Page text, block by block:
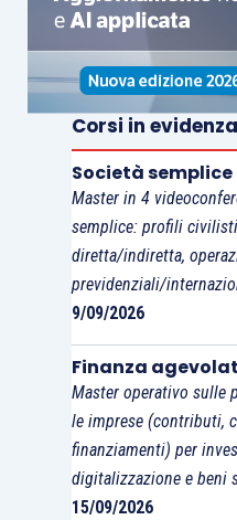
medesima caratura.
sussiste alcun
all’aumento del
Ma vi è di più. Ben
intenda operare un
delle conseguenze
possibile donazione
sotto il profilo del
controllatoche deve
confermato. In tal
chiaro dettato
interpello n. 568/2020
assieme ai figli, opera
controllato
Corsi in evidenza
Società semplice
Master in 4
semplice: profili
diretta/indiretta,
previdenziali/
9/09/2026
Finanza
Master operativo sulle
le imprese (contributi,
finanziamenti) per
digitalizzazione e beni
15/09/2026